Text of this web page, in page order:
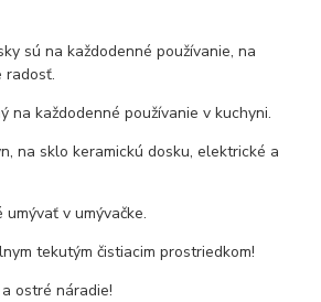
sú na každodenné používanie, na
radosť.
na každodenné používanie v kuchyni.
na sklo keramickú dosku, elektrické a
v umývačke.
tekutým čistiacim prostriedkom!
ostré náradie!